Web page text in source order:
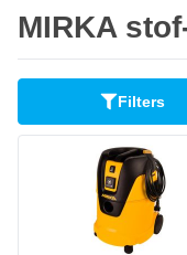
MIRKA
Filters